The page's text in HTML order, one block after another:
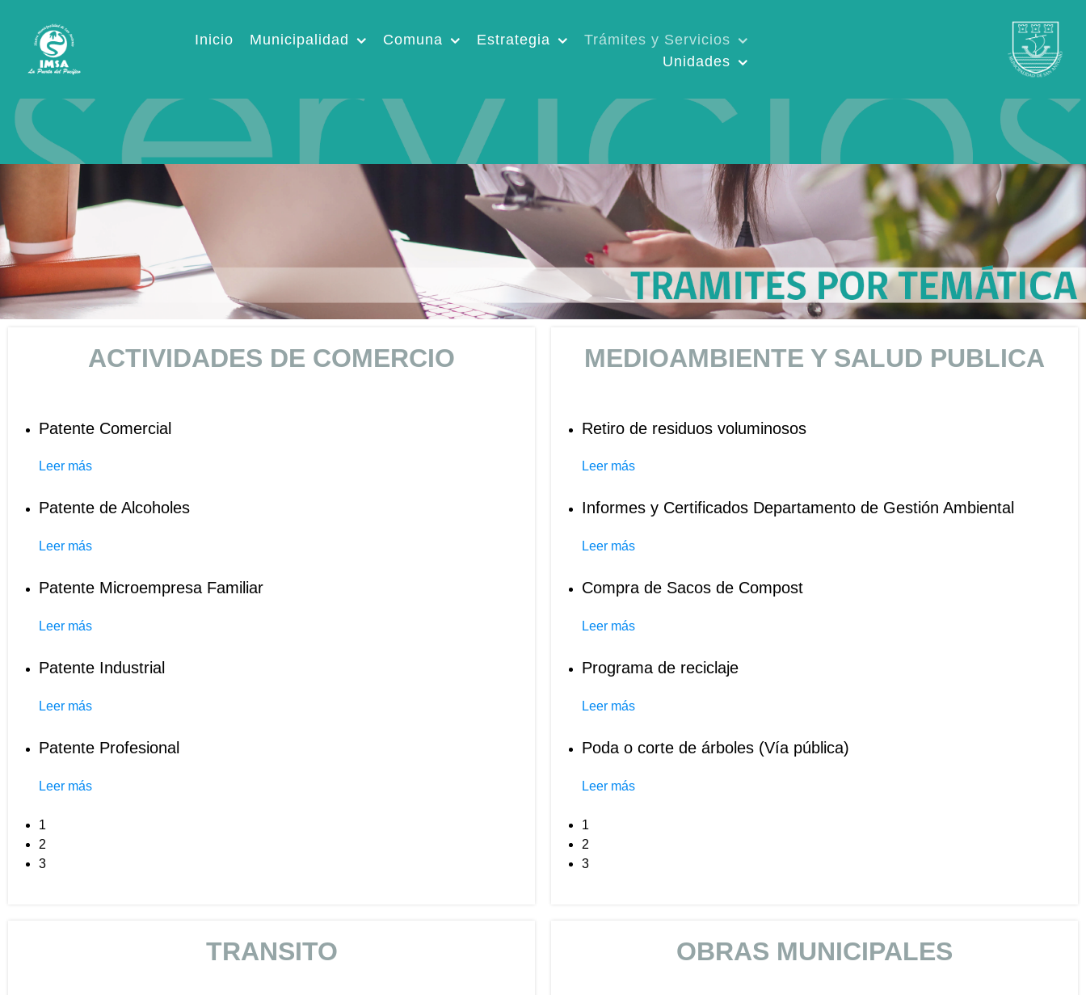
Inicio Municipalidad Comuna Estrategia
Trámites y Servicios
Unidades
ACTIVIDADES DE COMERCIO
Patente Comercial
Leer más
Patente de Alcoholes
Leer más
Patente Microempresa Familiar
Leer más
Patente Industrial
Leer más
Patente Profesional
Leer más
1
2
3
MEDIOAMBIENTE Y SALUD PUBLICA
Retiro de residuos voluminosos
Leer más
Informes y Certificados Departamento de Gestión Ambiental
Leer más
Compra de Sacos de Compost
Leer más
Programa de reciclaje
Leer más
Poda o corte de árboles (Vía pública)
Leer más
1
2
3
TRANSITO OBRAS MUNICIPALES